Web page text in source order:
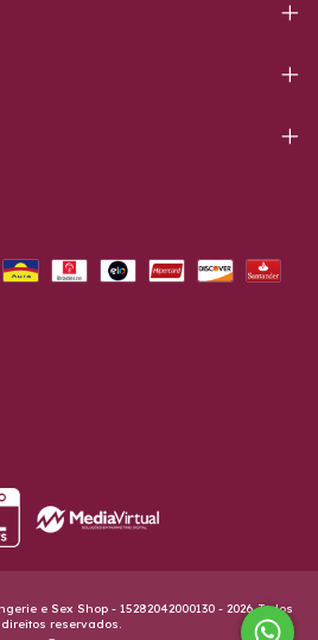
e Sex Shop - 15282042000130 - 2026. Todos
direitos reservados.